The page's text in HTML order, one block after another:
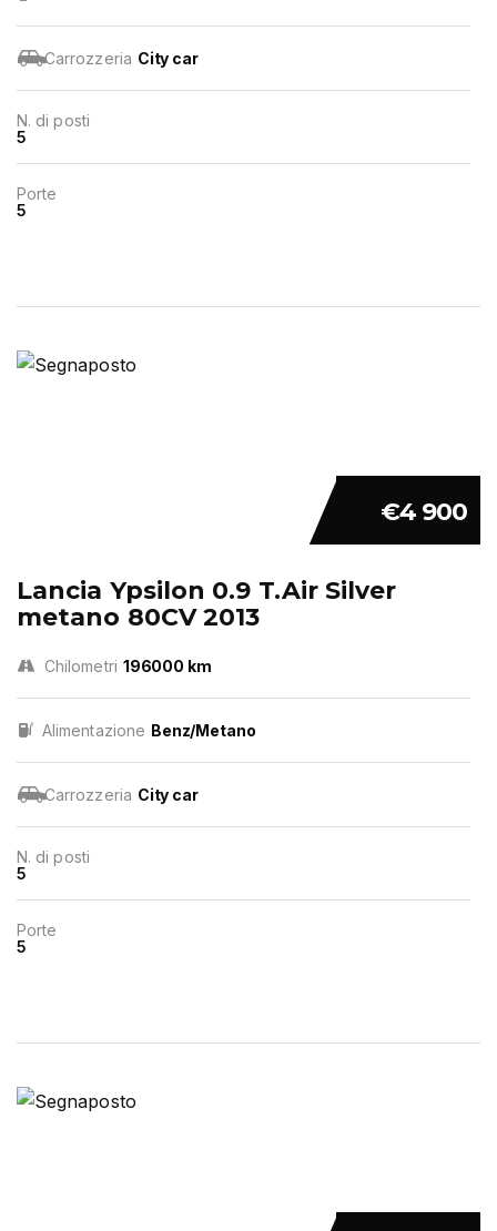
Carrozzeria City car
N. di posti
5
Porte
5
€4 900
Lancia Ypsilon 0.9 T.Air Silver
metano 80CV 2013
Chilometri 196000 km
Alimentazione Benz/Metano
Carrozzeria City car
N. di posti
5
Porte
5